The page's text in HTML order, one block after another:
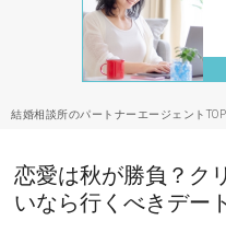
婚活と結婚
恋愛の悩み
合コン・街コン
結婚相談所のパートナーエージェントTOP
恋愛は秋が勝負？ク
いなら行くべきデー